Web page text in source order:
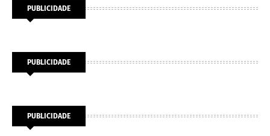
PUBLICIDADE
PUBLICIDADE
PUBLICIDADE